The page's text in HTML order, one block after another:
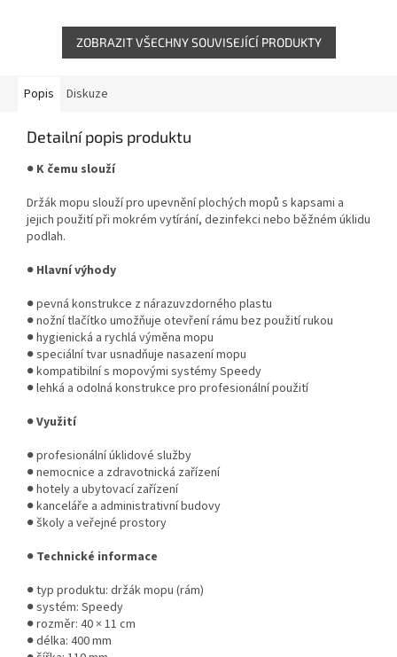
ZOBRAZIT VŠECHNY SOUVISEJÍCÍ PRODUKTY
Popis Diskuze
Detailní popis produktu
● K čemu slouží
Držák mopu slouží pro upevnění plochých mopů s kapsami a
jejich použití při mokrém vytírání, dezinfekci nebo běžném úklidu
podlah.
● Hlavní výhody
● pevná konstrukce z nárazuvzdorného plastu
● nožní tlačítko umožňuje otevření rámu bez použití rukou
● hygienická a rychlá výměna mopu
● speciální tvar usnadňuje nasazení mopu
● kompatibilní s mopovými systémy Speedy
● lehká a odolná konstrukce pro profesionální použití
●Využití
● profesionální úklidové služby
● nemocnice a zdravotnická zařízení
● hotely a ubytovací zařízení
● kanceláře a administrativní budovy
● školy a veřejné prostory
● Technické informace
● typ produktu: držák mopu (rám)
● systém: Speedy
● rozměr: 40 × 11 cm
● délka: 400 mm